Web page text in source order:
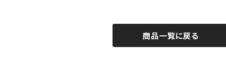
商品一覧に戻る